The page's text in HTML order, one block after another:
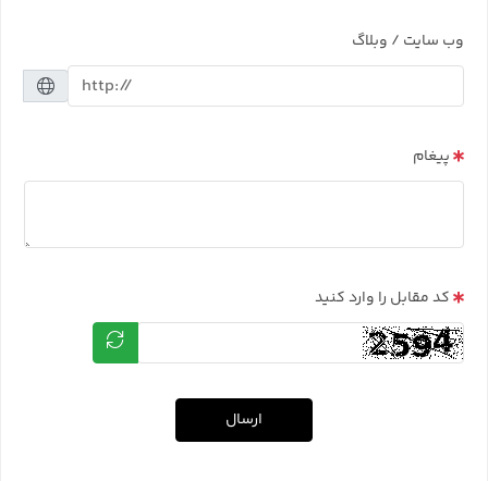
وب سایت / وبلاگ
پیغام
کد مقابل را وارد کنید
ارسال